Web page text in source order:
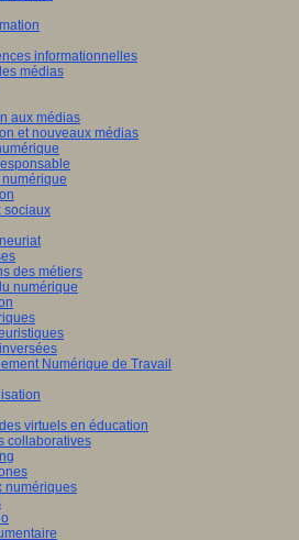
informationnelles
médias
aux médias
et nouveaux médias
numérique
sociaux
des métiers
numérique
Numérique de Travail
virtuels en éducation
collaboratives
numériques